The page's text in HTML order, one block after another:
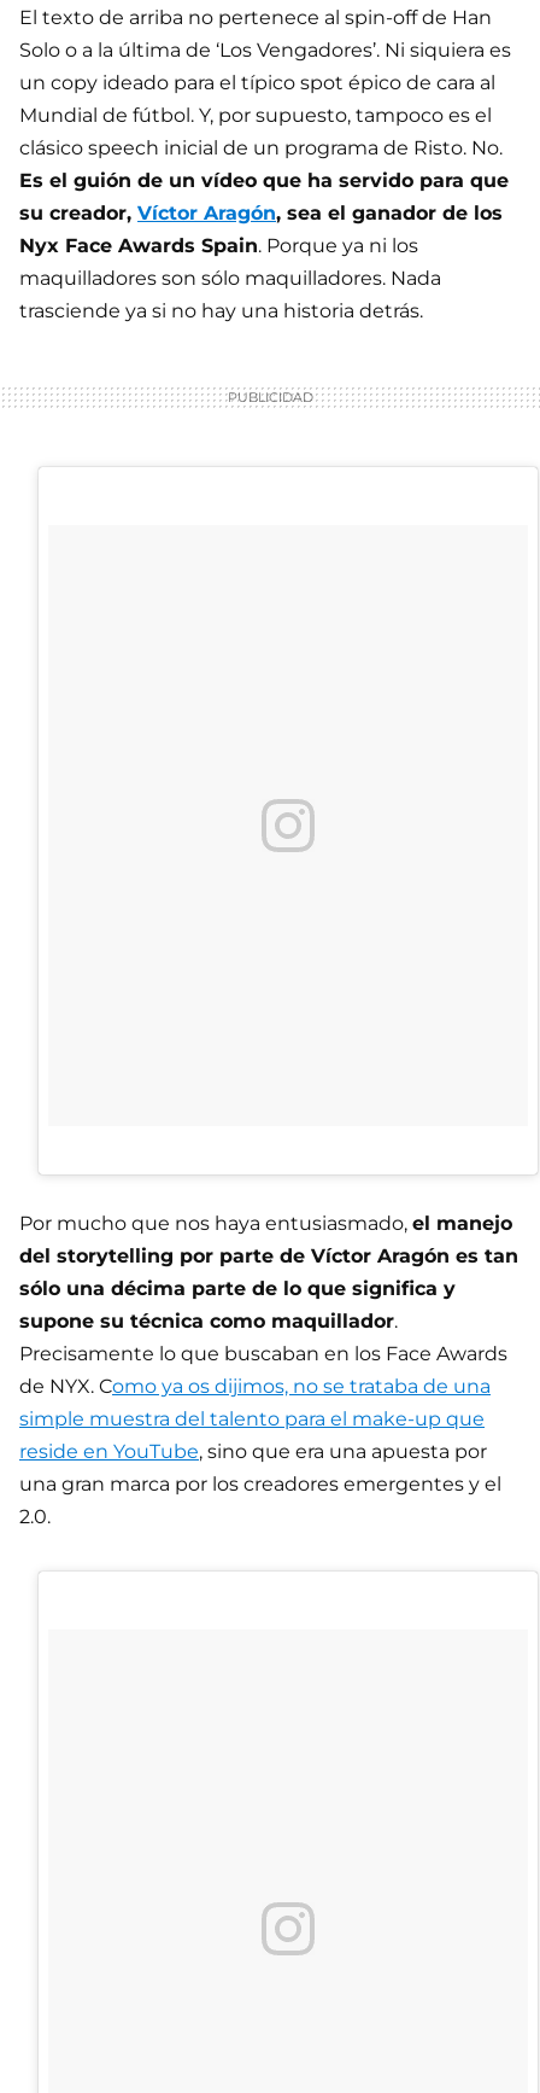
El texto de arriba no pertenece al spin-off de Han
Solo o a la última de ‘Los Vengadores’. Ni siquiera es
un copy ideado para el típico spot épico de cara al
Mundial de fútbol. Y, por supuesto, tampoco es el
clásico speech inicial de un programa de Risto. No.
Es el guión de un vídeo que ha servido para que
su creador, Víctor Aragón, sea el ganador de los
Nyx Face Awards Spain. Porque ya ni los
maquilladores son sólo maquilladores. Nada
trasciende ya si no hay una historia detrás.
Por mucho que nos haya entusiasmado, el manejo
del storytelling por parte de Víctor Aragón es tan
sólo una décima parte de lo que significa y
supone su técnica como maquillador.
Precisamente lo que buscaban en los Face Awards
de NYX. Como ya os dijimos, no se trataba de una
simple muestra del talento para el make-up que
reside en YouTube, sino que era una apuesta por
una gran marca por los creadores emergentes y el
2.0.